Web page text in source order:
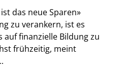
das neue Sparen»
zu verankern, ist es
auf finanzielle Bildung zu
frühzeitig, meint